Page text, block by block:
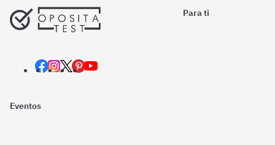
Para ti
Eventos